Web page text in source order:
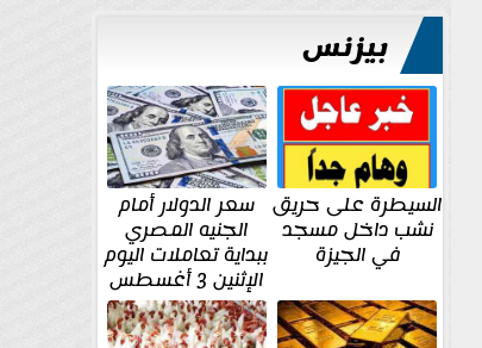
بيزنس
السيطرة على حريق
نشب داخل مسجد
في الجيزة
سعر الدولار أمام
الجنيه المصري
ببداية تعاملات اليوم
الإثنين 3 أغسطس